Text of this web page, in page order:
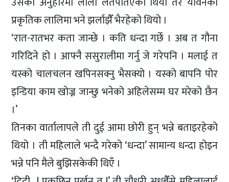
प्रकृतिक लालिमा भने झर्लाझैँ भैरहेको थियो ।
‘रात-रातभर कता जान्छे । कति धन्दा गर्छे । अब त गौना
गरिदिने हो । आफ्नै ससुरालीमा गर्नु जे गरेपनि । मलाई त
यस्को चालचलन खपिनसक्नु भैसक्यो । यस्को बापनि पोर
इन्डिया काम खोज्न जान्छु भनेको अहिलेसम्म घर मरेको छैन
।’
तिनका वार्तालापले ती दुई आमा छोरी हुन् भन्ने बताइरहेको
थियो । ती महिलाले भन्दै गरेको ‘धन्दा’ सामान्य धन्दा होइन
भन्ने पनि मैले बुझिसकेकी थिएँ ।